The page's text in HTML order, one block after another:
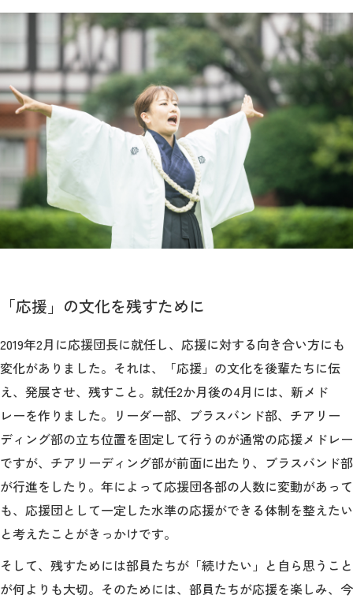
「応援」の文化を残すために
2019年2月に応援団長に就任し、応援に対する向き合い方にも
変化がありました。それは、「応援」の文化を後輩たちに伝
え、発展させ、残すこと。就任2か月後の4月には、新メド
レーを作りました。リーダー部、ブラスバンド部、チアリー
ディング部の立ち位置を固定して行うのが通常の応援メドレー
ですが、チアリーディング部が前面に出たり、ブラスバンド部
が行進をしたり。年によって応援団各部の人数に変動があって
も、応援団として一定した水準の応援ができる体制を整えたい
と考えたことがきっかけです。
そして、残すためには部員たちが「続けたい」と自ら思うこと
が何よりも大切。そのためには、部員たちが応援を楽しみ、今